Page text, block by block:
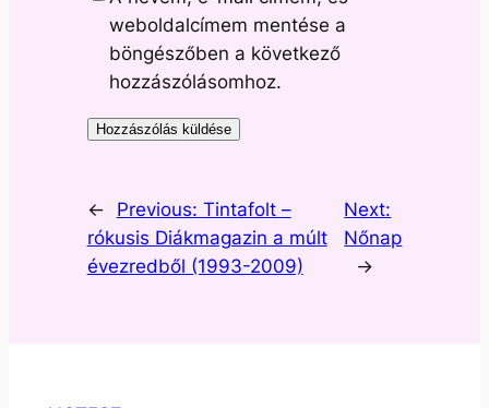
weboldalcímem mentése a
böngészőben a következő
hozzászólásomhoz.
← Previous: Tintafolt –
rókusis Diákmagazin a múlt
évezredből (1993-2009)
Next:
Nőnap
→